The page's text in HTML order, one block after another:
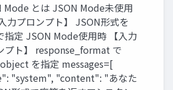
Mode とは JSON Mode未使用
力プロンプト】 JSON形式を
指定 JSON Mode使用時 【入力
プト】 response_format で
を指定 messages=[
"system", "content": "あなた